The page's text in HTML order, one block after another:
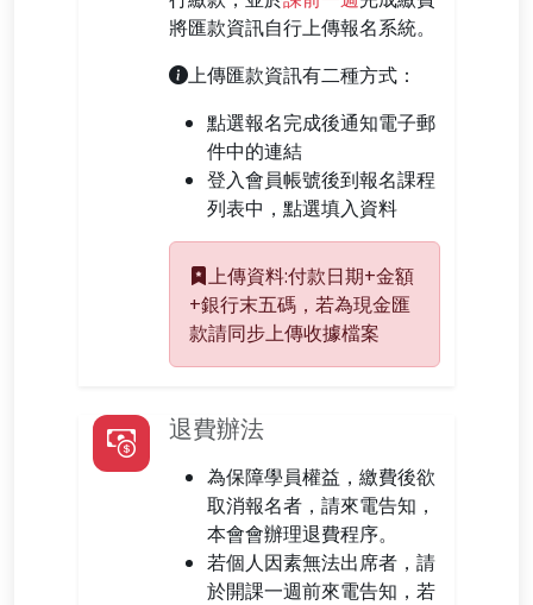
將匯款資訊自行上傳報名系統。
上傳匯款資訊有二種方式：
點選報名完成後通知電子郵
件中的連結
登入會員帳號後到報名課程
列表中，點選填入資料
上傳資料:付款日期+金額
+銀行末五碼，若為現金匯
款請同步上傳收據檔案
退費辦法
為保障學員權益，繳費後欲
取消報名者，請來電告知，
本會會辦理退費程序。
若個人因素無法出席者，請
於開課一週前來電告知，若